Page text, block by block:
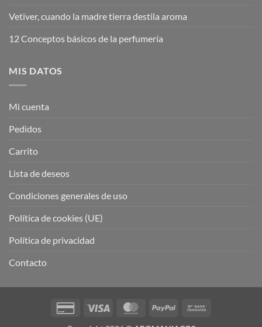
Vetiver, cuando la madre tierra destila aroma
12 Conceptos básicos de la perfumería
MIS DATOS
Mi cuenta
Pedidos
Carrito
Lista de deseos
Condiciones generales de uso
Política de cookies (UE)
Política de privacidad
Contacto
Credit
Visa MasterCardPayPal